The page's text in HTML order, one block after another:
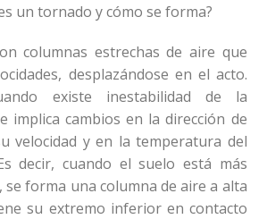
un tornado y cómo se forma?
columnas estrechas de aire que
desplazándose en el acto.
existe inestabilidad de la
implica cambios en la dirección de
velocidad y en la temperatura del
decir, cuando el suelo está más
se forma una columna de aire a alta
su extremo inferior en contacto